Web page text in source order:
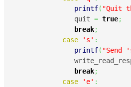
printf( "Quit
	       quit
= true;
break;
case
's' :
printf( "Send
break;
case
'e' :